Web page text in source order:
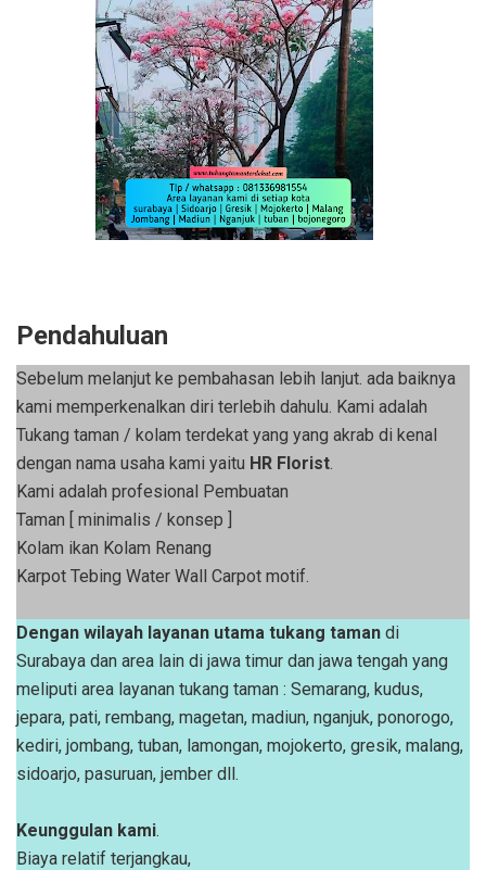
Pendahuluan
Sebelum melanjut ke pembahasan lebih lanjut. ada baiknya
kami memperkenalkan diri terlebih dahulu. Kami adalah
Tukang taman / kolam terdekat yang yang akrab di kenal
dengan nama usaha kami yaitu HR Florist.
Kami adalah profesional Pembuatan
Taman [ minimalis / konsep ]
Kolam ikan Kolam Renang
Karpot Tebing Water Wall Carpot motif.
Dengan wilayah layanan utama tukang taman di
Surabaya dan area lain di jawa timur dan jawa tengah yang
meliputi area layanan tukang taman : Semarang, kudus,
jepara, pati, rembang, magetan, madiun, nganjuk, ponorogo,
kediri, jombang, tuban, lamongan, mojokerto, gresik, malang,
sidoarjo, pasuruan, jember dll.
Keunggulan kami.
Biaya relatif terjangkau,